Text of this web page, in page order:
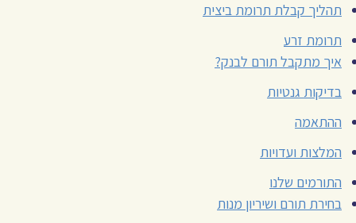
תהליך קבלת תרומת ביצית
תרומת זרע
איך מתקבל תורם לבנק?
בדיקות גנטיות
ההתאמה
המלצות ועדויות
התורמים שלנו
בחירת תורם ושיריון מנות